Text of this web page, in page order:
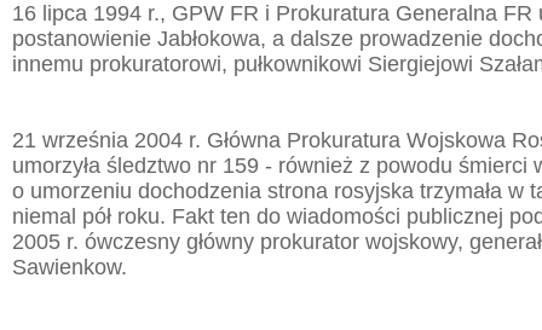
16 lipca 1994 r., GPW FR i Prokuratura Generalna FR
postanowienie Jabłokowa, a dalsze prowadzenie
innemu prokuratorowi, pułkownikowi Siergiejowi
21 września 2004 r. Główna Prokuratura Wojskowa
umorzyła śledztwo nr 159 - również z powodu śmierci
o umorzeniu dochodzenia strona rosyjska trzymała w
niemal pół roku. Fakt ten do wiadomości publicznej
2005 r. ówczesny główny prokurator wojskowy,
Sawienkow.